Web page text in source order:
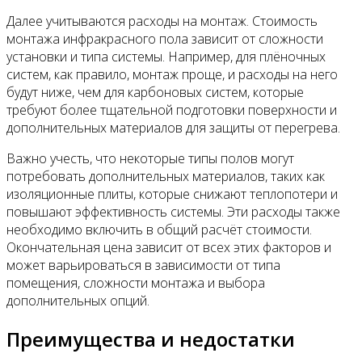
Далее учитываются расходы на монтаж. Стоимость
монтажа инфракрасного пола зависит от сложности
установки и типа системы. Например, для плёночных
систем, как правило, монтаж проще, и расходы на него
будут ниже, чем для карбоновых систем, которые
требуют более тщательной подготовки поверхности и
дополнительных материалов для защиты от перегрева.
Важно учесть, что некоторые типы полов могут
потребовать дополнительных материалов, таких как
изоляционные плиты, которые снижают теплопотери и
повышают эффективность системы. Эти расходы также
необходимо включить в общий расчёт стоимости.
Окончательная цена зависит от всех этих факторов и
может варьироваться в зависимости от типа
помещения, сложности монтажа и выбора
дополнительных опций.
Преимущества и недостатки